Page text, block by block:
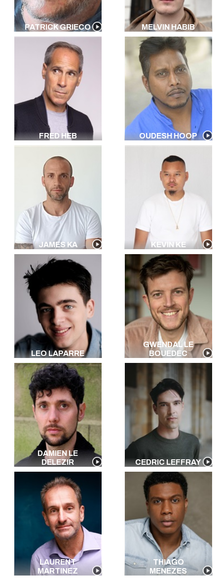
PATRICK GRIECO MELVIN HABIB
FRED HEB OUDESH HOOP
JAMES KA KEVIN KE
LEO LAPARRE
GWENDAL LE
BOUEDEC
DAMIEN LE
DELEZIR
CEDRIC LEFFRAY
LAURENT
MARTINEZ
THIAGO
MENEZES